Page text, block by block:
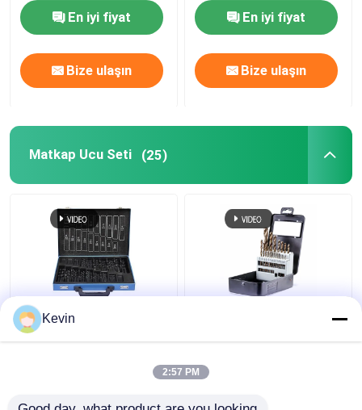
En iyi fiyat
Bize ulaşın
En iyi fiyat
Bize ulaşın
Matkap Ucu Seti (25)
170 adet HSS matkap
seti, metal ve çelik
için
Kevin
2:57 PM